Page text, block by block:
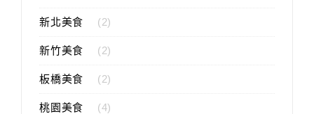
新北美食 (2)
新竹美食 (2)
板橋美食 (2)
桃園美食 (4)